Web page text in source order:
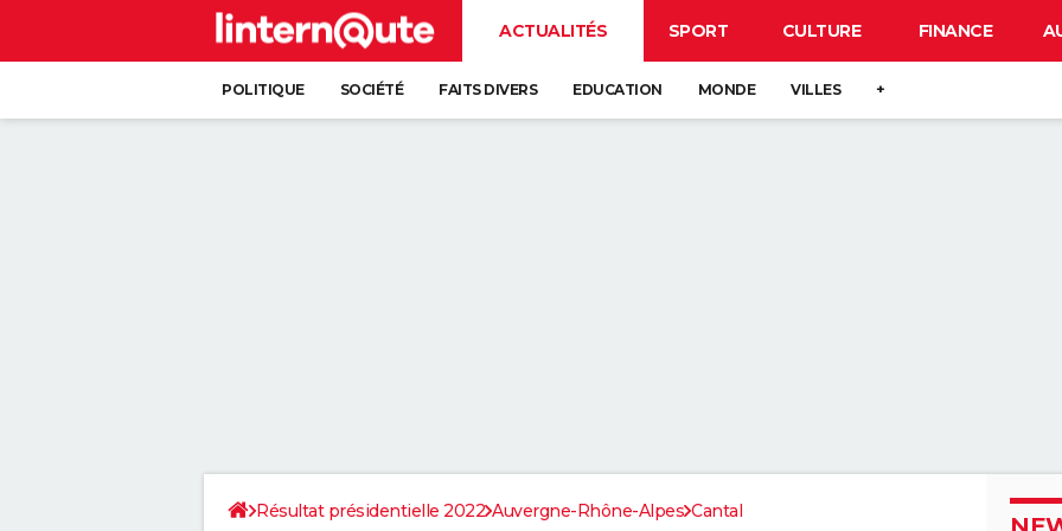
ACTUALITÉS SPORT CULTURE FINANCE
POLITIQUE SOCIÉTÉ FAITS DIVERS EDUCATION MONDE VILLES +
Résultat présidentielle 2022 Auvergne-Rhône-Alpes Cantal